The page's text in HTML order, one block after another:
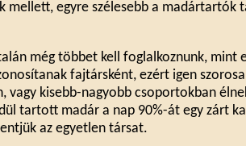
egyre szélesebb a madártartók
még többet kell foglalkoznunk,
fajtársként, ezért igen
vagy kisebb-nagyobb csoportokban
tartott madár a nap 90%-át egy zárt
az egyetlen társat.